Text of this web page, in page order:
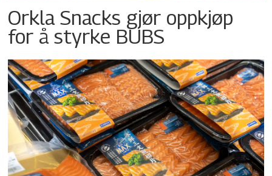
Orkla Snacks gjør oppkjøp
for å styrke BUBS